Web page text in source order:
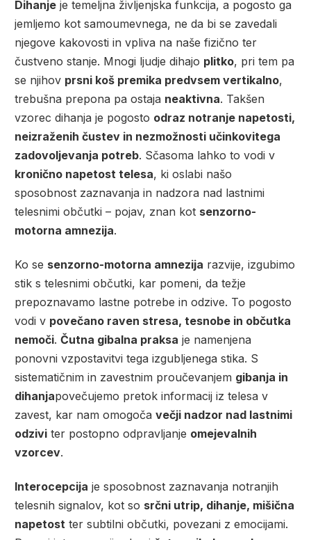
Dihanje je temeljna življenjska funkcija, a pogosto ga
jemljemo kot samoumevnega, ne da bi se zavedali
njegove kakovosti in vpliva na naše fizično ter
čustveno stanje. Mnogi ljudje dihajo plitko, pri tem pa
se njihov prsni koš premika predvsem vertikalno,
trebušna prepona pa ostaja neaktivna. Takšen
vzorec dihanja je pogosto odraz notranje napetosti,
neizraženih čustev in nezmožnosti učinkovitega
zadovoljevanja potreb. Sčasoma lahko to vodi v
kronično napetost telesa, ki oslabi našo
sposobnost zaznavanja in nadzora nad lastnimi
telesnimi občutki – pojav, znan kot senzorno-
motorna amnezija.
Ko se senzorno-motorna amnezija razvije, izgubimo
stik s telesnimi občutki, kar pomeni, da težje
prepoznavamo lastne potrebe in odzive. To pogosto
vodi v povečano raven stresa, tesnobe in občutka
nemoči. Čutna gibalna praksa je namenjena
ponovni vzpostavitvi tega izgubljenega stika. S
sistematičnim in zavestnim proučevanjem gibanja in
dihanjapovečujemo pretok informacij iz telesa v
zavest, kar nam omogoča večji nadzor nad lastnimi
odzivi ter postopno odpravljanje omejevalnih
vzorcev.
Interocepcija je sposobnost zaznavanja notranjih
telesnih signalov, kot so srčni utrip, dihanje, mišična
napetost ter subtilni občutki, povezani z emocijami.